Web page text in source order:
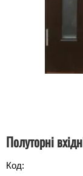
Полуторні
Код: